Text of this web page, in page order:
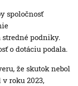
spoločnosť
podniky.
o dotáciu podala.
že skutok nebol
roku 2023,